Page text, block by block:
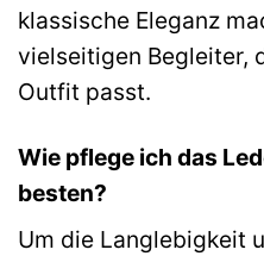
klassische Eleganz
vielseitigen Begleiter,
Outfit passt.
Wie pflege ich das
besten?
Um die Langlebigkeit